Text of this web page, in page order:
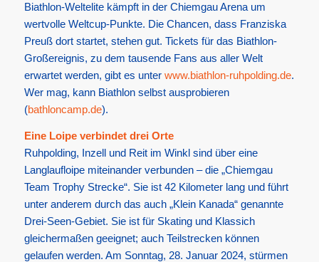
Biathlon-Weltelite kämpft in der Chiemgau Arena um
wertvolle Weltcup-Punkte. Die Chancen, dass Franziska
Preuß dort startet, stehen gut. Tickets für das Biathlon-
Großereignis, zu dem tausende Fans aus aller Welt
erwartet werden, gibt es unter www.biathlon-ruhpolding.de.
Wer mag, kann Biathlon selbst ausprobieren
(bathloncamp.de).
Eine Loipe verbindet drei Orte
Ruhpolding, Inzell und Reit im Winkl sind über eine
Langlaufloipe miteinander verbunden – die „Chiemgau
Team Trophy Strecke“. Sie ist 42 Kilometer lang und führt
unter anderem durch das auch „Klein Kanada“ genannte
Drei-Seen-Gebiet. Sie ist für Skating und Klassich
gleichermaßen geeignet; auch Teilstrecken können
gelaufen werden. Am Sonntag, 28. Januar 2024, stürmen